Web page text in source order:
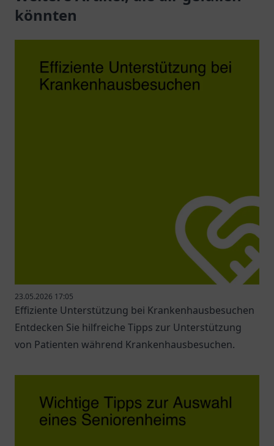
geborgene
könnten
23.05.2026 17:05
Effiziente Unterstützung bei Krankenhausbesuchen
Entdecken Sie hilfreiche Tipps zur Unterstützung
von Patienten während Krankenhausbesuchen.